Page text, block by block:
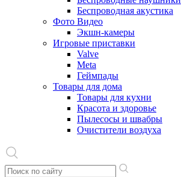
Беспроводная акустика
Фото Видео
Экшн-камеры
Игровые приставки
Valve
Meta
Геймпады
Товары для дома
Товары для кухни
Красота и здоровье
Пылесосы и швабры
Очистители воздуха